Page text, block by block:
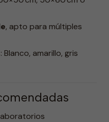
, apto para múltiples
: Blanco, amarillo, gris